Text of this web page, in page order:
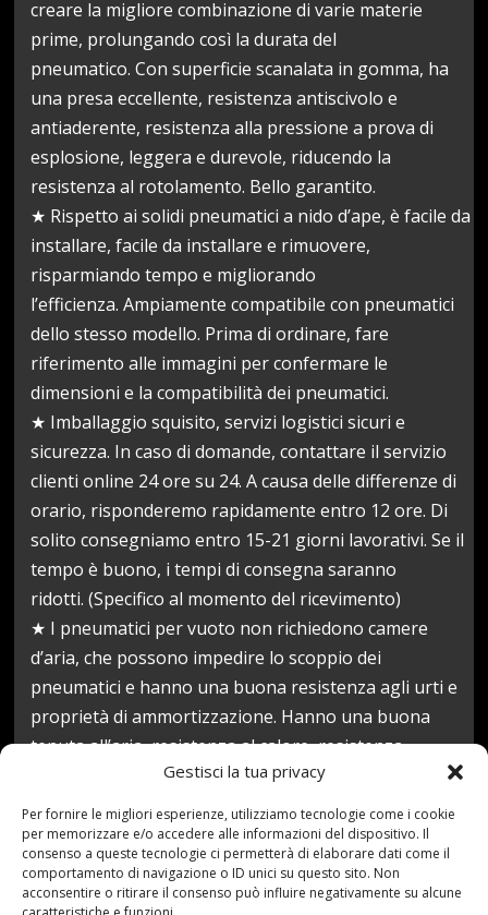
Gestisci la tua privacy
Per fornire le migliori esperienze, utilizziamo tecnologie come i cookie
per memorizzare e/o accedere alle informazioni del dispositivo. Il
consenso a queste tecnologie ci permetterà di elaborare dati come il
comportamento di navigazione o ID unici su questo sito. Non
acconsentire o ritirare il consenso può influire negativamente su alcune
creare la migliore combinazione di varie materie
prime, prolungando così la durata del
pneumatico. Con superficie scanalata in gomma, ha
una presa eccellente, resistenza antiscivolo e
antiaderente, resistenza alla pressione a prova di
esplosione, leggera e durevole, riducendo la
resistenza al rotolamento. Bello garantito.
★ Rispetto ai solidi pneumatici a nido d’ape, è facile da
installare, facile da installare e rimuovere,
risparmiando tempo e migliorando
l’efficienza. Ampiamente compatibile con pneumatici
dello stesso modello. Prima di ordinare, fare
riferimento alle immagini per confermare le
dimensioni e la compatibilità dei pneumatici.
★ Imballaggio squisito, servizi logistici sicuri e
sicurezza. In caso di domande, contattare il servizio
clienti online 24 ore su 24. A causa delle differenze di
orario, risponderemo rapidamente entro 12 ore. Di
solito consegniamo entro 15-21 giorni lavorativi. Se il
tempo è buono, i tempi di consegna saranno
ridotti. (Specifico al momento del ricevimento)
★ I pneumatici per vuoto non richiedono camere
d’aria, che possono impedire lo scoppio dei
pneumatici e hanno una buona resistenza agli urti e
proprietà di ammortizzazione. Hanno una buona
tenuta all’aria, resistenza al calore, resistenza
all’invecchiamento e buona resistenza
chimica. Isolamento elettrico d, lunga durata.
Prezzo:66,39 €
(alla data del May 29, 2021 17:03:46 UTC – Dettagli)